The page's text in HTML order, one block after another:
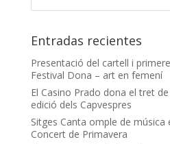
Entradas recientes
Presentació del cartell i
Festival Dona – art en femení
El Casino Prado dona el tret
edició dels Capvespres
Sitges Canta omple de música
Concert de Primavera